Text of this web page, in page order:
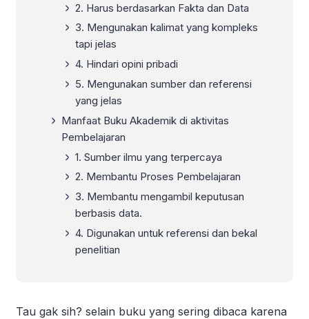
2. Harus berdasarkan Fakta dan Data
3. Mengunakan kalimat yang kompleks
tapi jelas
4. Hindari opini pribadi
5. Mengunakan sumber dan referensi
yang jelas
Manfaat Buku Akademik di aktivitas
Pembelajaran
1. Sumber ilmu yang terpercaya
2. Membantu Proses Pembelajaran
3. Membantu mengambil keputusan
berbasis data.
4. Digunakan untuk referensi dan bekal
penelitian
Tau gak sih? selain buku yang sering dibaca karena